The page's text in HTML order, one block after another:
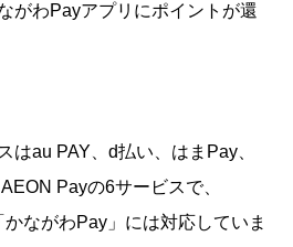
がわPayアプリにポイントが還
はau PAY、d払い、はまPay、
Payの6サービスで、
ながわPay」には対応していま